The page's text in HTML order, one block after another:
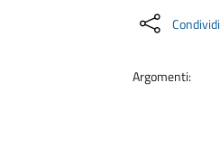
Condividi
Argomenti: